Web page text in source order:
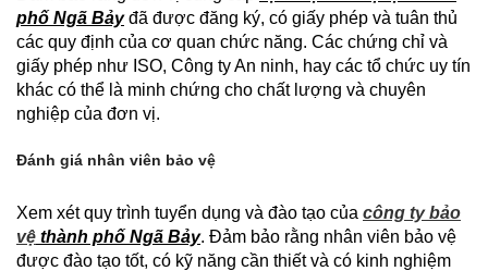
phố Ngã Bảyđã được đăng ký, có giấy phép và tuân thủ
các quy định của cơ quan chức năng. Các chứng chỉ và
giấy phép như ISO, Công ty An ninh, hay các tổ chức uy tín
khác có thể là minh chứng cho chất lượng và chuyên
nghiệp của đơn vị.
Đánh giá nhân viên bảo vệ
Xem xét quy trình tuyển dụng và đào tạo của công ty bảo
vệ thành phố Ngã Bảy. Đảm bảo rằng nhân viên bảo vệ
được đào tạo tốt, có kỹ năng cần thiết và có kinh nghiệm